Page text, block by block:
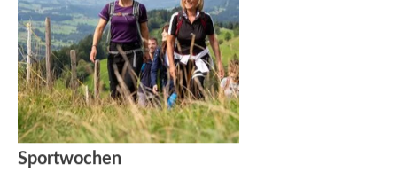
Sportwochen